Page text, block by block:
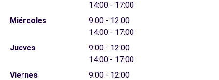
14:00 - 17:00
Miércoles
9:00 - 12:00
14:00 - 17:00
Jueves
9:00 - 12:00
14:00 - 17:00
Viernes
9:00 - 12:00